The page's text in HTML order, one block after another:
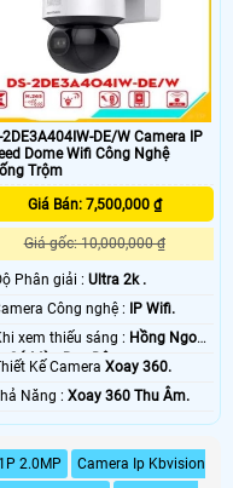
2DE3A404IW-DE/W Camera IP
Dome Wifi Công Nghệ
Trộm
Giá Bán: 7,500,000 ₫
Giá gốc: 10,000,000 ₫
Độ Phân giải :Ultra 2k .
⚒ Camera Công nghệ :
IP Wifi.
🌈 Khi xem thiếu sáng : Hồng Ngoại
Có Màu Ban Đêm.
Thiết Kế CameraXoay 360.
️⇝ Khả Năng :Xoay 360 Thu Âm.
2.0MP
Camera Ip Kbvision